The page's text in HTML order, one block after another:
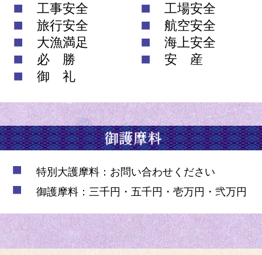
工事安全
工場安全
旅行安全
航空安全
大漁満足
海上安全
必 勝
安 産
御 礼
特別大護摩料：お問い合わせください
御護摩料：三千円・五千円・壱万円・弐万円